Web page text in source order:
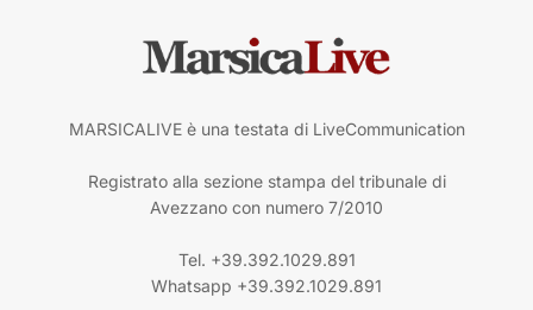
MARSICALIVE è una testata di LiveCommunication
Registrato alla sezione stampa del tribunale di
Avezzano con numero 7/2010
Tel. +39.392.1029.891
Whatsapp +39.392.1029.891